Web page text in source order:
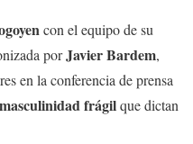
con el equipo de su
porJavier Bardem,
en la conferencia de prensa
masculinidad frágilque dictan